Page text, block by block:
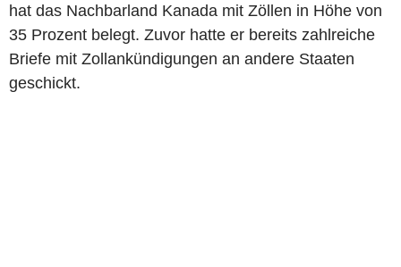
hat das Nachbarland Kanada mit Zöllen in Höhe von
35 Prozent belegt. Zuvor hatte er bereits zahlreiche
Briefe mit Zollankündigungen an andere Staaten
geschickt.